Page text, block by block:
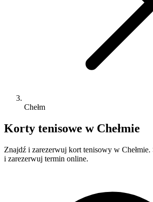
Chełm
Korty tenisowe w Chełmie
Znajdź i zarezerwuj kort tenisowy w Chełmie.
i zarezerwuj termin online.